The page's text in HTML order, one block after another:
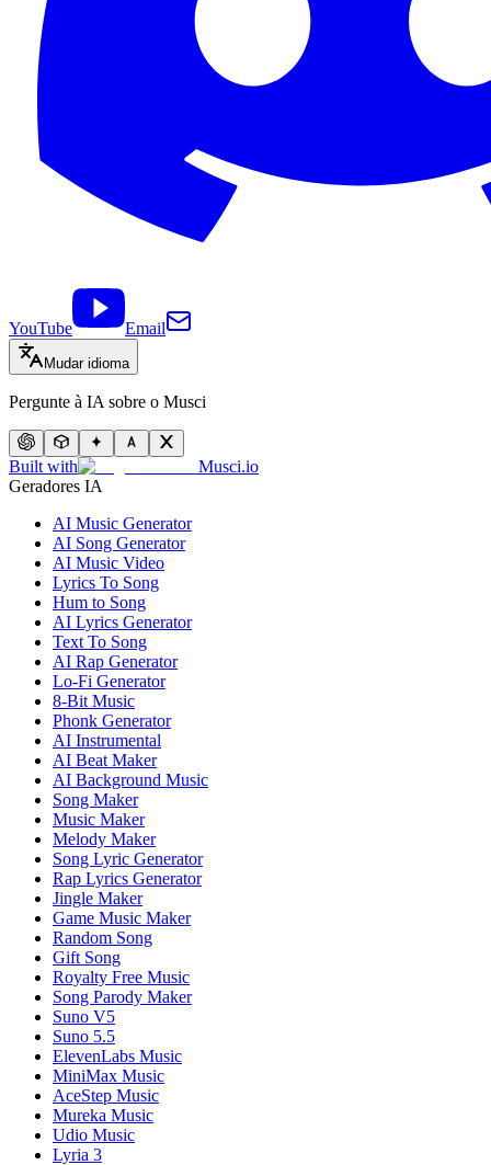
YouTube Email
Mudar idioma
Pergunte à IA sobre o Musci
Built with
Musci.io
Geradores IA
AI Music Generator
AI Song Generator
AI Music Video
Lyrics To Song
Hum to Song
AI Lyrics Generator
Text To Song
AI Rap Generator
Lo-Fi Generator
8-Bit Music
Phonk Generator
AI Instrumental
AI Beat Maker
AI Background Music
Song Maker
Music Maker
Melody Maker
Song Lyric Generator
Rap Lyrics Generator
Jingle Maker
Game Music Maker
Random Song
Gift Song
Royalty Free Music
Song Parody Maker
Suno V5
Suno 5.5
ElevenLabs Music
MiniMax Music
AceStep Music
Mureka Music
Udio Music
Lyria 3